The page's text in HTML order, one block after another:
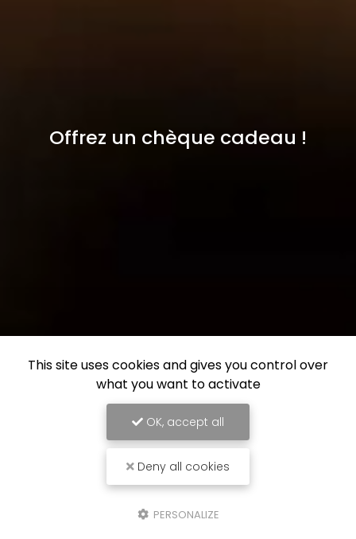
Offrez un chèque cadeau !
This site uses cookies and gives you control over
what you want to activate
OK, accept all
Deny all cookies
PERSONALIZE